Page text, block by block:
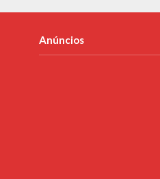
Anúncios